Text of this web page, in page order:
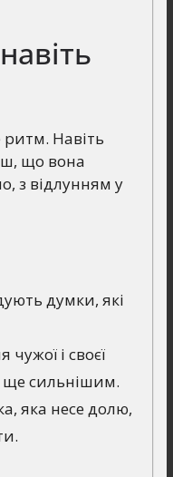
Навіть
що вона
з відлунням у
думки, які
і своєї
ще сильнішим.
яка несе долю,